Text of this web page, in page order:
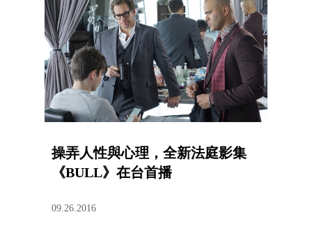
操弄人性與心理，全新法庭影集
《BULL》在台首播
09.26.2016